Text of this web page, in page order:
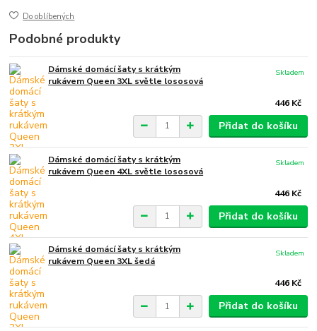
Do oblíbených
Podobné produkty
Dámské domácí šaty s krátkým
rukávem Queen 3XL světle lososová
446 Kč
Skladem
Přidat do košíku
Dámské domácí šaty s krátkým
rukávem Queen 4XL světle lososová
446 Kč
Skladem
Přidat do košíku
Dámské domácí šaty s krátkým
rukávem Queen 3XL šedá
446 Kč
Skladem
Přidat do košíku